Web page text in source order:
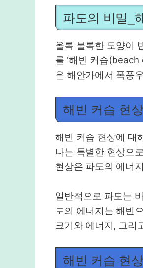
파도의 비밀_
올록 볼록한 모양이
를 ‘해빈 커습
은 해안가에서 폭풍
해빈 커습 현
해빈 커습 현상에 대
나는 특별한 현상으
현상은 파도의 에너
일반적으로 파도는
도의 에너지는 해빈
크기와 에너지, 그리
해빈 커습 현